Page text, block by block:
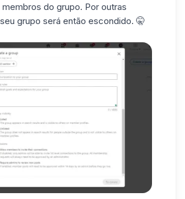
do grupo. Por outras
grupo será então escondido. 🤫